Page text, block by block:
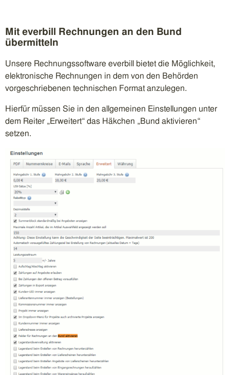
Mit everbill Rechnungen an den Bund
übermitteln
Unsere Rechnungssoftware everbill bietet die Möglichkeit,
elektronische Rechnungen in dem von den Behörden
vorgeschriebenen technischen Format anzulegen.
Hierfür müssen Sie in den allgemeinen Einstellungen unter
dem Reiter „Erweitert“ das Häkchen „Bund aktivieren“
setzen.